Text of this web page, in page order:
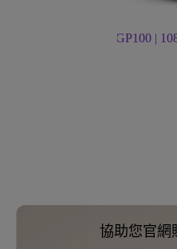
了解 GP100 |
協助您官網